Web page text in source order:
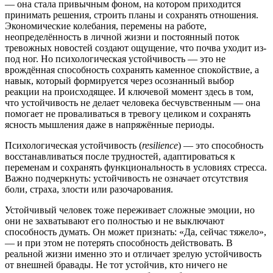
— она стала привычным фоном, на котором приходится
принимать решения, строить планы и сохранять отношения.
Экономические колебания, перемены на работе,
неопределённость в личной жизни и постоянный поток
тревожных новостей создают ощущение, что почва уходит из-
под ног. Но психологическая устойчивость — это не
врождённая способность сохранять каменное спокойствие, а
навык, который формируется через осознанный выбор
реакции на происходящее. И ключевой момент здесь в том,
что устойчивость не делает человека бесчувственным — она
помогает не проваливаться в тревогу целиком и сохранять
ясность мышления даже в напряжённые периоды.
Психологическая устойчивость (resilience) — это способность
восстанавливаться после трудностей, адаптироваться к
переменам и сохранять функциональность в условиях стресса.
Важно подчеркнуть: устойчивость не означает отсутствия
боли, страха, злости или разочарования.
Устойчивый человек тоже переживает сложные эмоции, но
они не захватывают его полностью и не выключают
способность думать. Он может признать: «Да, сейчас тяжело»,
— и при этом не потерять способность действовать. В
реальной жизни именно это и отличает зрелую устойчивость
от внешней бравады. Не тот устойчив, кто ничего не